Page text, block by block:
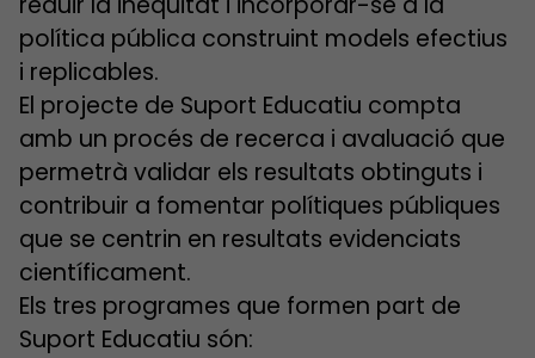
política pública construint models efectius
i replicables.
El projecte de Suport Educatiu compta
amb un procés de recerca i avaluació que
permetrà validar els resultats obtinguts i
contribuir a fomentar polítiques públiques
que se centrin en resultats evidenciats
científicament.
Els tres programes que formen part de
Suport Educatiu són: